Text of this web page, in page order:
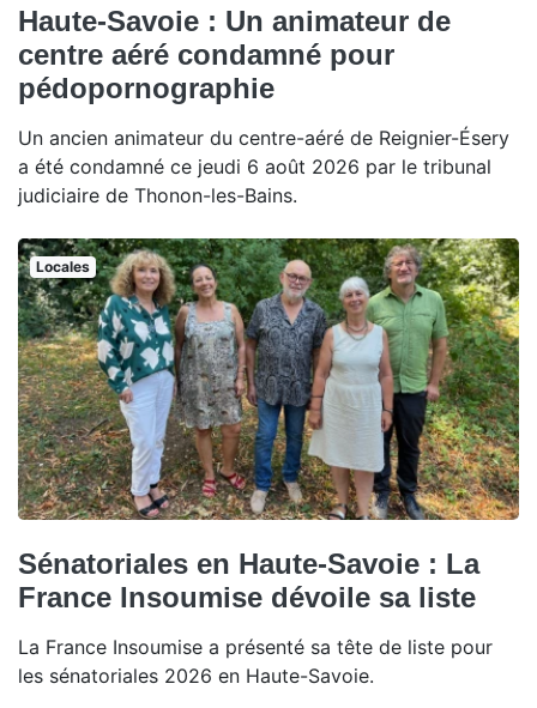
Haute-Savoie : Un animateur de
centre aéré condamné pour
pédopornographie
Un ancien animateur du centre-aéré de Reignier-Ésery
a été condamné ce jeudi 6 août 2026 par le tribunal
judiciaire de Thonon-les-Bains.
Locales
Sénatoriales en Haute-Savoie : La
France Insoumise dévoile sa liste
La France Insoumise a présenté sa tête de liste pour
les sénatoriales 2026 en Haute-Savoie.